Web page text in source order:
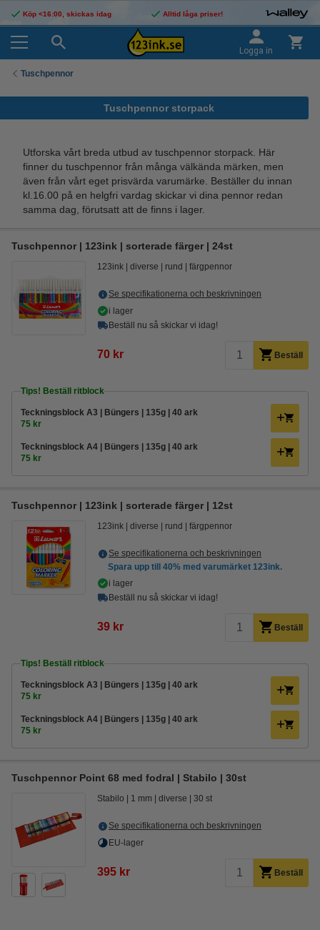
Köp <16:00, skickas idag Alltid låga priser!
Logga in
Tuschpennor
Tuschpennor storpack
Utforska vårt breda utbud av tuschpennor storpack. Här
finner du tuschpennor från många välkända märken, men
även från vårt eget prisvärda varumärke. Beställer du innan
kl.16.00 på en helgfri vardag skickar vi dina pennor redan
samma dag, förutsatt att de finns i lager.
Tuschpennor | 123ink | sorterade färger | 24st
123ink diverse rund färgpennor
Se specifikationerna och beskrivningen
i lager
Beställ nu så skickar vi idag!
70 kr Beställ
Tips! Beställ ritblock
Teckningsblock A3 | Büngers | 135g | 40 ark
75 kr
Teckningsblock A4 | Büngers | 135g | 40 ark
75 kr
Tuschpennor | 123ink | sorterade färger | 12st
123ink diverse rund färgpennor
Se specifikationerna och beskrivningen
Spara upp till 40% med varumärket 123ink.
i lager
Beställ nu så skickar vi idag!
39 kr Beställ
Tips! Beställ ritblock
Teckningsblock A3 | Büngers | 135g | 40 ark
75 kr
Teckningsblock A4 | Büngers | 135g | 40 ark
75 kr
Tuschpennor Point 68 med fodral | Stabilo | 30st
Stabilo 1 mm diverse 30 st
Se specifikationerna och beskrivningen
EU-lager
395 kr Beställ